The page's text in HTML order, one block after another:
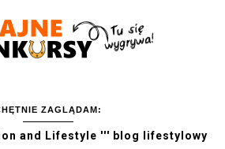
ZAGLĄDAM:
and Lifestyle ''' blog lifestylowy